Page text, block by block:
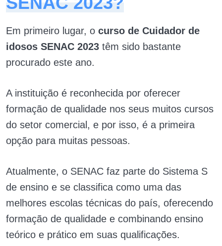
Em primeiro lugar, o curso de Cuidador de
idosos SENAC 2023 têm sido bastante
procurado este ano.
A instituição é reconhecida por oferecer
formação de qualidade nos seus muitos cursos
do setor comercial, e por isso, é a primeira
opção para muitas pessoas.
Atualmente, o SENAC faz parte do Sistema S
de ensino e se classifica como uma das
melhores escolas técnicas do país, oferecendo
formação de qualidade e combinando ensino
teórico e prático em suas qualificações.